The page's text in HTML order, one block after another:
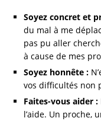
Soyez concret et
du mal à me
pas pu aller
à cause de mes
Soyez honnête :
vos difficultés non
Faites-vous aider :
l’aide. Un proche,